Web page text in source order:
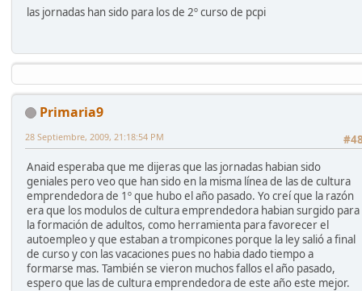
las jornadas han sido para los de 2º curso de pcpi
Primaria9
28 Septiembre, 2009, 21:18:54 PM
Anaid esperaba que me dijeras que las jornadas habian sido
geniales pero veo que han sido en la misma línea de las de cultura
emprendedora de 1º que hubo el año pasado. Yo creí que la razón
era que los modulos de cultura emprendedora habian surgido para
la formación de adultos, como herramienta para favorecer el
autoempleo y que estaban a trompicones porque la ley salió a final
de curso y con las vacaciones pues no habia dado tiempo a
formarse mas. También se vieron muchos fallos el año pasado,
espero que las de cultura emprendedora de este año este mejor.